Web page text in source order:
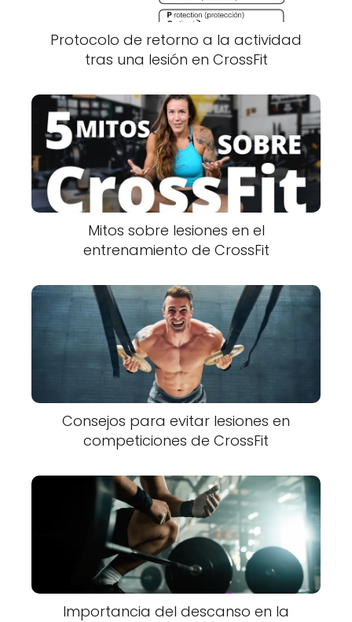
Protocolo de retorno a la actividad
tras una lesión en CrossFit
Mitos sobre lesiones en el
entrenamiento de CrossFit
Consejos para evitar lesiones en
competiciones de CrossFit
Importancia del descanso en la